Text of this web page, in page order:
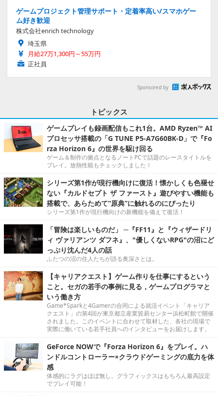
ゲームプロジェクト管理サポート・定着率高い/スマホゲー
ム好き歓迎
株式会社enrich technology
埼玉県
月給27万1,300円～55万円
正社員
Sponsored by
トピックス
ゲームプレイも録画配信もこれ1台。AMD Ryzen™ AI
プロセッサ搭載の「G TUNE P5-A7G60BK-D」で『Fo
rza Horizon 6』の世界を駆け回る
ゲーム＆制作の拠点となるノートPCで話題のレースタイトルを
プレイ。放熱性能もチェックしました！
シリーズ第1作が現行機向けに復活！懐かしくも色褪せ
ない『カルドセプト ザ ファースト』遊びやすい機能も
搭載で、あらためて“原典”に触れるのにぴったり
シリーズ第1作が現行機向けの新機能を備えて復活！
「冒険は楽しいものだ」 ─『FF11』と『ウィザードリ
ィ ヴァリアンツ ダフネ』、"優しくないRPG"の沼にど
っぷり沈んだ4人の話
ふたつの沼の住人たちが語る奥深さとは。
【キャリアクエスト】ゲーム作りを仕事にするという
こと。セガの若手の事例に見る，ゲームプログラマと
いう働き方
Game*Sparkと4Gamerの合同による就活イベント「キャリア
クエスト」の第4回が東京都立産業貿易センター浜松町館で開催
されました。このイベントに合わせて取材した、各社の現場で
実際に働いている若手社員へのインタビューをお届けします。
GeForce NOWで『Forza Horizon 6』をプレイ。ハ
ンドルコントローラー×クラウドゲーミングの底力を体
感
体感的にラグはほぼ無し。グラフィックスはもちろん最高設定
でプレイ可能！